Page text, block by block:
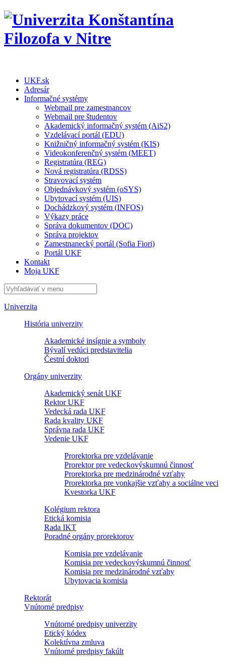
UKF.sk
Adresár
Informačné systémy
Webmail pre zamestnancov
Webmail pre študentov
Akademický informačný systém (AiS2)
Vzdelávací portál (EDU)
Knižničný informačný systém (KIS)
Videokonferenčný systém (MEET)
Registratúra (REG)
Nová registratúra (RDSS)
Stravovací systém
Objednávkový systém (oSYS)
Ubytovací systém (UIS)
Dochádzkový systém (INFOS)
Výkazy práce
Správa dokumentov (DOC)
Správa projektov
Zamestnanecký portál (Sofia Fiori)
Portál UKF
Kontakt
Moja UKF
Univerzita
História univerzity
Akademické insígnie a symboly
Bývalí vedúci predstavitelia
Čestní doktori
Orgány univerzity
Akademický senát UKF
Rektor UKF
Vedecká rada UKF
Rada kvality UKF
Správna rada UKF
Vedenie UKF
Prorektorka pre vzdelávanie
Prorektor pre vedeckovýskumnú činnosť
Prorektorka pre medzinárodné vzťahy
Prorektorka pre vonkajšie vzťahy a sociálne veci
Kvestorka UKF
Kolégium rektora
Etická komisia
Rada IKT
Poradné orgány prorektorov
Komisia pre vzdelávanie
Komisia pre vedeckovýskumnú činnosť
Komisia pre medzinárodné vzťahy
Ubytovacia komisia
Rektorát
Vnútorné predpisy
Vnútorné predpisy univerzity
Etický kódex
Kolektívna zmluva
Vnútorné predpisy fakúlt